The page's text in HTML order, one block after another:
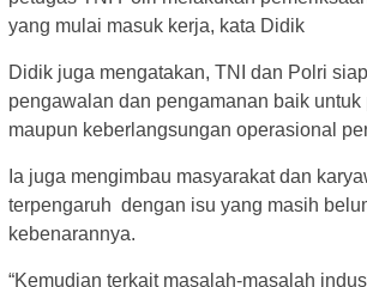
yang mulai masuk kerja, kata Didik
Didik juga mengatakan, TNI dan Polri
pengawalan dan pengamanan baik untuk
maupun keberlangsungan operasional
Ia juga mengimbau masyarakat dan
terpengaruh dengan isu yang masih
kebenarannya.
“Kemudian terkait masalah-masalah